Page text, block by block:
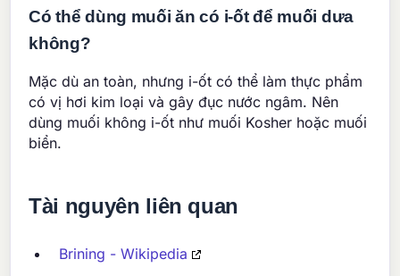
Có thể dùng muối ăn có i-ốt để muối dưa
không?
Mặc dù an toàn, nhưng i-ốt có thể làm thực phẩm
có vị hơi kim loại và gây đục nước ngâm. Nên
dùng muối không i-ốt như muối Kosher hoặc muối
biển.
Tài nguyên liên quan
Brining - Wikipedia